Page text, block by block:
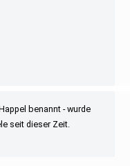
benannt - wurde
seit dieser Zeit.